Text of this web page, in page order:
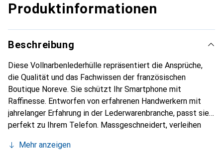
Produktinformationen
Beschreibung
Diese Vollnarbenlederhülle repräsentiert die Ansprüche,
die Qualität und das Fachwissen der französischen
Boutique Noreve. Sie schützt Ihr Smartphone mit
Raffinesse. Entworfen von erfahrenen Handwerkern mit
jahrelanger Erfahrung in der Lederwarenbranche, passt sie
perfekt zu Ihrem Telefon. Massgeschneidert, verleihen
zum schicken und unverzichtbaren Accessoire für Ihr
Mehr anzeigen